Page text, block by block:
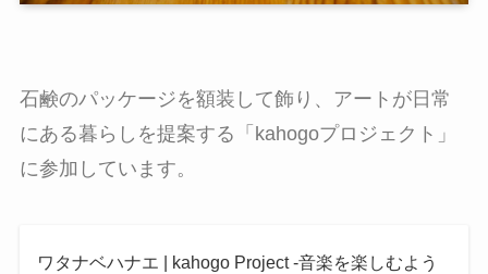
石鹸のパッケージを額装して飾り、アートが日常
にある暮らしを提案する「kahogoプロジェクト」
に参加しています。
ワタナベハナエ | kahogo Project -音楽を楽しむよう